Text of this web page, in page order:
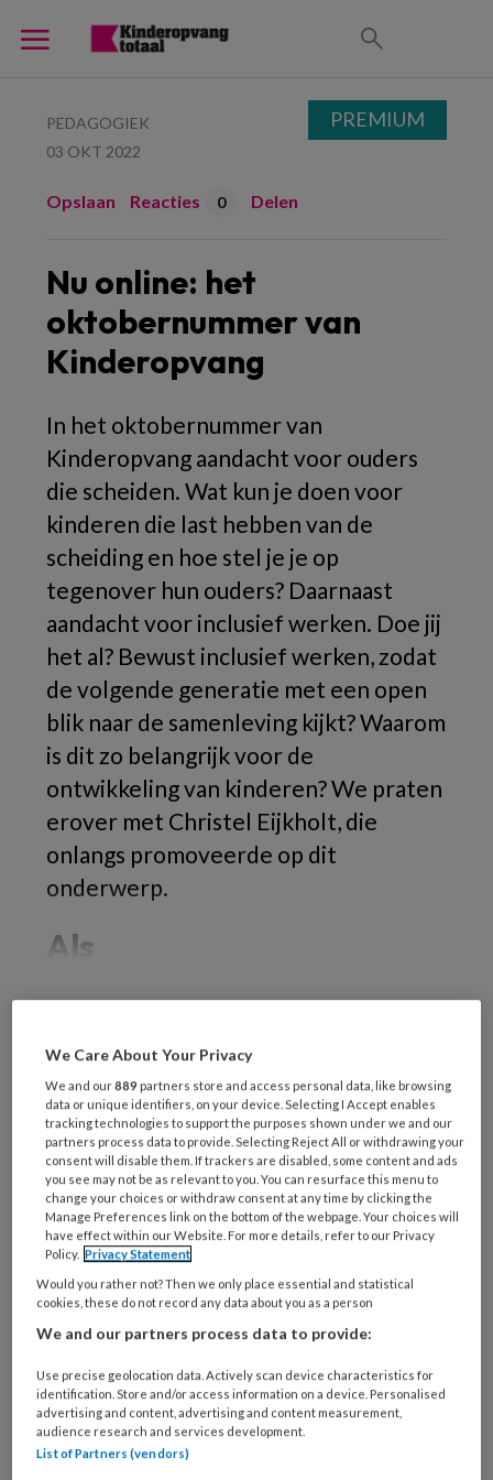
PEDAGOGIEK
03 OKT 2022
Opslaan Reacties 0 Delen
Nu online: het
oktobernummer van
Kinderopvang
In het oktobernummer van
Kinderopvang aandacht voor ouders
die scheiden. Wat kun je doen voor
kinderen die last hebben van de
scheiding en hoe stel je je op
tegenover hun ouders? Daarnaast
aandacht voor inclusief werken. Doe jij
het al? Bewust inclusief werken, zodat
de volgende generatie met een open
blik naar de samenleving kijkt? Waarom
is dit zo belangrijk voor de
ontwikkeling van kinderen? We praten
erover met Christel Eijkholt, die
onlangs promoveerde op dit
onderwerp.
Als
REGISTREREN
Wil je dit artikel lezen?
Maak gratis een account aan en lees 2
artikelen gratis per maand
Al een account of abonnement?Log dan in
Wat
is
e-
mailadres?
* *
Kies
je
wachtwoord* *
PREMIUM
We Care About Your Privacy
We and our889 partners store and access personal data, like browsing
data or unique identifiers, on your device. Selecting I Accept enables
tracking technologies to support the purposes shown under we and our
partners process data to provide. Selecting Reject All or withdrawing your
consent will disable them. If trackers are disabled, some content and ads
you see may not be as relevant to you. You can resurface this menu to
change your choices or withdraw consent at any time by clicking the
Manage Preferences link on the bottom of the webpage. Your choices will
have effect within our Website. For more details, refer to our Privacy
Policy. Privacy Statement
Would you rather not? Then we only place essential and statistical
cookies, these do not record any data about you as a person
We and our partners process data to provide:
Use precise geolocation data. Actively scan device characteristics for
identification. Store and/or access information on a device. Personalised
advertising and content, advertising and content measurement,
audience research and services development.
List of Partners (vendors)